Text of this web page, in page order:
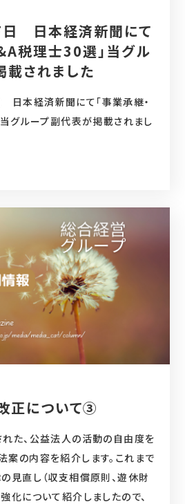
日本経済新聞にて
税理士30選」当グル
載されました
本経済新聞にて「事業承継・
グループ副代表が掲載されまし
正について③
た、公益法人の活動の自由度を
案の内容を紹介します。これまで
見直し（収支相償原則、遊休財
化について紹介しましたので、